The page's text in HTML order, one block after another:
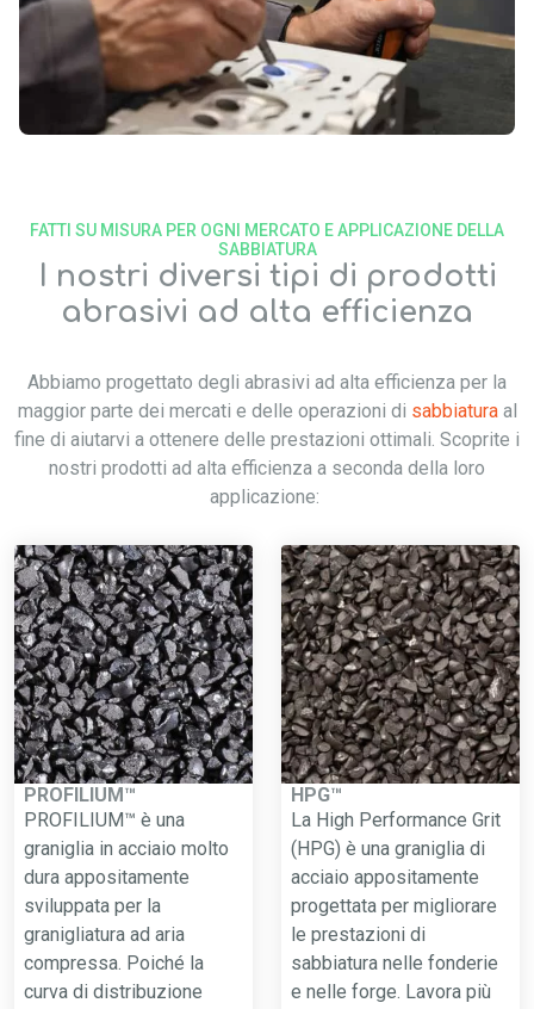
I nostri diversi tipi di prodotti
abrasivi ad alta efficienza
FATTI SU MISURA PER OGNI MERCATO E APPLICAZIONE DELLA
SABBIATURA
Abbiamo progettato degli abrasivi ad alta efficienza per la
maggior parte dei mercati e delle operazioni di sabbiaturaal
fine di aiutarvi a ottenere delle prestazioni ottimali. Scoprite i
nostri prodotti ad alta efficienza a seconda della loro
applicazione:
PROFILIUM™
PROFILIUM™ è una
graniglia in acciaio molto
dura appositamente
sviluppata per la
granigliatura ad aria
compressa. Poiché la
curva di distribuzione
HPG™
La High Performance Grit
(HPG) è una graniglia di
acciaio appositamente
progettata per migliorare
le prestazioni di
sabbiatura nelle fonderie
e nelle forge. Lavora più